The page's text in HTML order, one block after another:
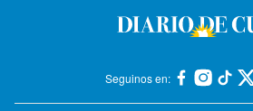
Seguinos en: